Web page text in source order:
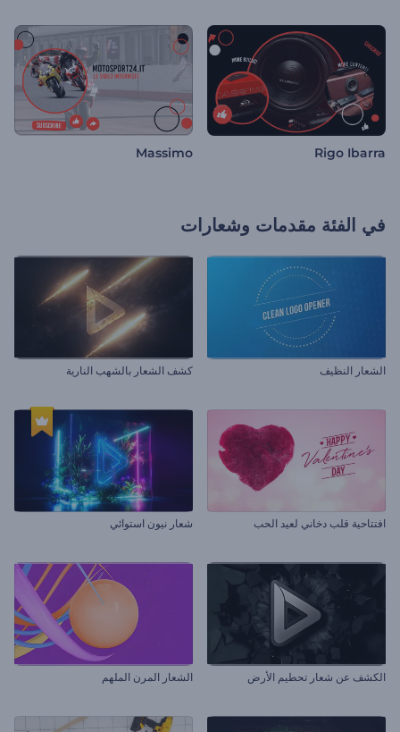
Rigo Ibarra
Massimo
في الفئة مقدمات وشعارات
الشعار النظيف كشف الشعار بالشهب النارية
افتتاحية قلب دخاني لعيد الحب شعار نيون استوائي
الكشف عن شعار تحطيم الأرض الشعار المرن الملهم